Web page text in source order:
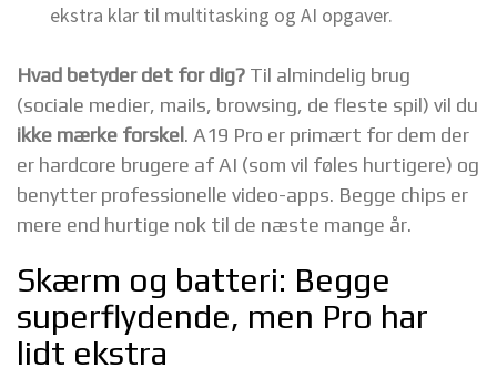
ekstra klar til multitasking og AI opgaver.
Hvad betyder det for dig? Til almindelig brug
(sociale medier, mails, browsing, de fleste spil) vil du
ikke mærke forskel. A19 Pro er primært for dem der
er hardcore brugere af AI (som vil føles hurtigere) og
benytter professionelle video-apps. Begge chips er
mere end hurtige nok til de næste mange år.
Skærm og batteri: Begge
superflydende, men Pro har
lidt ekstra